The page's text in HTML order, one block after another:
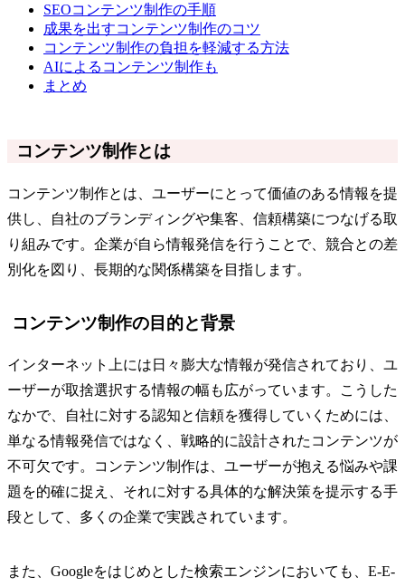
SEOコンテンツ制作の手順
成果を出すコンテンツ制作のコツ
コンテンツ制作の負担を軽減する方法
AIによるコンテンツ制作も
まとめ
コンテンツ制作とは
コンテンツ制作とは、ユーザーにとって価値のある情報を提
供し、自社のブランディングや集客、信頼構築につなげる取
り組みです。企業が自ら情報発信を行うことで、競合との差
別化を図り、長期的な関係構築を目指します。
コンテンツ制作の目的と背景
インターネット上には日々膨大な情報が発信されており、ユ
ーザーが取捨選択する情報の幅も広がっています。こうした
なかで、自社に対する認知と信頼を獲得していくためには、
単なる情報発信ではなく、戦略的に設計されたコンテンツが
不可欠です。コンテンツ制作は、ユーザーが抱える悩みや課
題を的確に捉え、それに対する具体的な解決策を提示する手
段として、多くの企業で実践されています。
また、Googleをはじめとした検索エンジンにおいても、E-E-